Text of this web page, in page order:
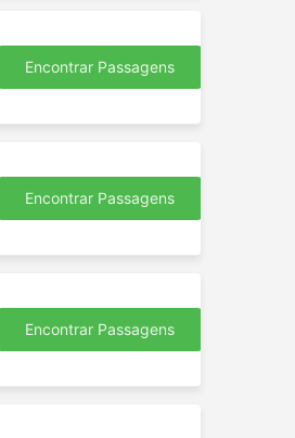
Encontrar Passagens
Encontrar Passagens
Encontrar Passagens